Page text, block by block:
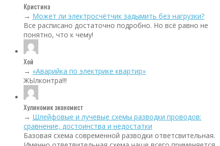
Кристина
→ Может ли электросчётчик задымить без нагрузки?
Все расписано достаточно подробно. Но всё равно не
понятно, что к чему!
Хой
→ «Аварийка по электрике квартир»
ЖЫлконтра!!!
Хулиномик экономист
→ Шлейфовые и лучевые схемы разводки проводов:
сравнение, достоинства и недостатки
Базовая схема современной разводки ответсвительная.